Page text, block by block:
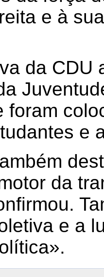
e à
da CDU
foram
e
da
e a